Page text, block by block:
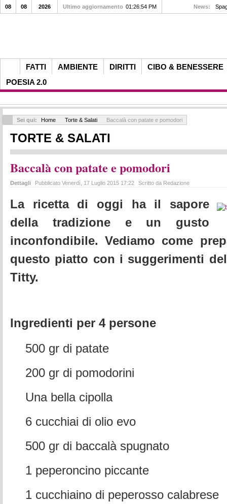
FATTI AMBIENTE DIRITTI
CIBO & BENESSERE
POESIA 2.0
08 08 2026 Ultimo aggiornamento 01:26:54 PM News:
Sei qui: Home Torte & Salati Baccalà con patate e pomodori
TORTE & SALATI
Baccalà con patate e pomodori
Dettagli Pubblicato Venerdì, 17 Luglio 2015 17:22 Scritto da Redazione
La ricetta di oggi ha il sapore
della tradizione e un gusto
inconfondibile. Vediamo come
questo piatto con i suggerimenti
Titty.
Ingredienti per 4 persone
500 gr di patate
200 gr di pomodorini
Una bella cipolla
6 cucchiai di olio evo
500 gr di baccalà spugnato
1 peperoncino piccante
1 cucchiaino di peperosso calabrese